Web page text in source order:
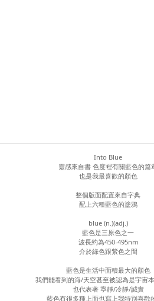
Into Blue
靈感來自書 色度裡有關藍色的篇
也是我最喜歡的顏色
整個版面配置來自字典
配上六種藍色的塗鴉
blue (n.)(adj.)
藍色是三原色之一
波長約為450-495nm
介於綠色跟紫色之間
藍色是生活中面積最大的顏色
我們能看到的海/天空甚至被認為是宇宙
也代表著 寧靜/冷靜/誠實
藍色有很多種上面也寫上我特別喜歡